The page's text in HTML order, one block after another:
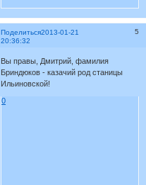
Поделиться 5
2013-01-21
20:36:32
Вы правы, Дмитрий, фамилия
Бриндюков - казачий род станицы
Ильиновской!
0